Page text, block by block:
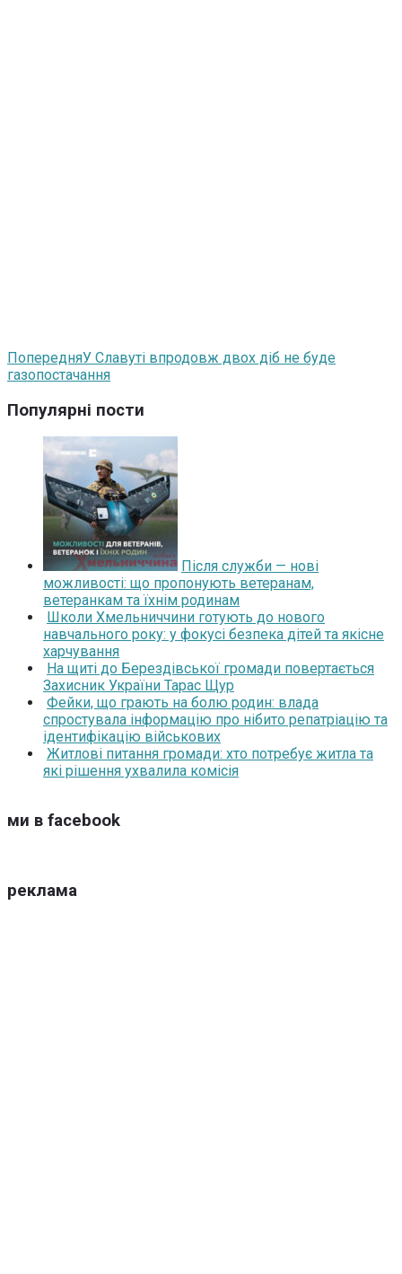
ПопередняУ Славуті впродовж двох діб не буде
газопостачання
Популярні пости
Після служби — нові
можливості: що пропонують ветеранам,
ветеранкам та їхнім родинам
Школи Хмельниччини готують до нового
навчального року: у фокусі безпека дітей та якісне
харчування
На щиті до Берездівської громади повертається
Захисник України Тарас Щур
Фейки, що грають на болю родин: влада
спростувала інформацію про нібито репатріацію та
ідентифікацію військових
Житлові питання громади: хто потребує житла та
які рішення ухвалила комісія
ми в facebook
реклама